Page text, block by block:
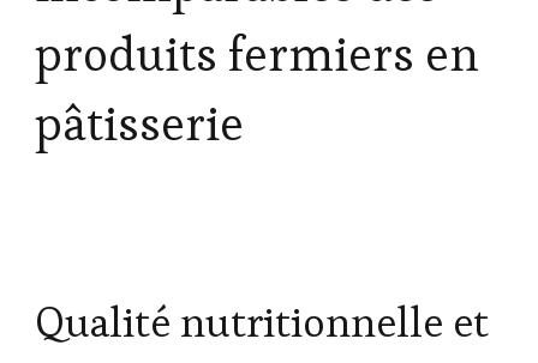
produits fermiers en
pâtisserie
Qualité nutritionnelle et